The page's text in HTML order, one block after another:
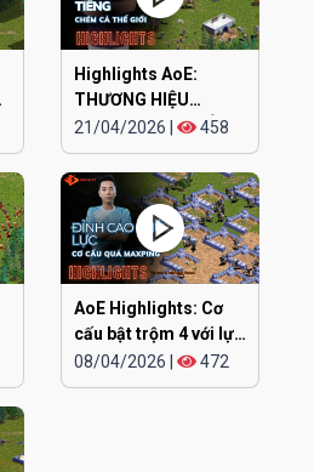
Highlights AoE:
THƯƠNG HIỆU
CHIPBOY CHÓ ĐIÊN
lên tiếng
21/04/2026 458
AoE Highlights: Cơ
cấu bật trộm 4 với lực
siêu khỏe
08/04/2026 472